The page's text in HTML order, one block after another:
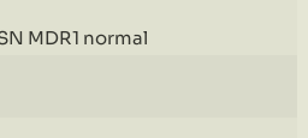
MDR1 normal